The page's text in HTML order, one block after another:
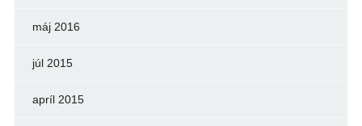
máj 2016
júl 2015
apríl 2015